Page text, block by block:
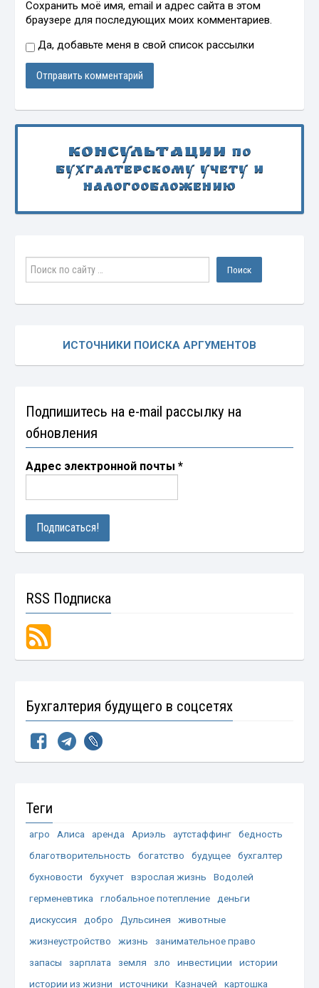
Сохранить моё имя, email и адрес сайта в этом
браузере для последующих моих комментариев.
Да, добавьте меня в свой список рассылки
Консультации по
бухгалтерскому учету и
налогообложению
ИСТОЧНИКИ ПОИСКА АРГУМЕНТОВ
Подпишитесь на e-mail рассылку на
обновления
Адрес электронной почты*
RSS Подписка
Бухгалтерия будущего в соцсетях
Теги
агро Алиса аренда Ариэль аутстаффинг
бедность
благотворительность
богатство будущее
бухгалтер
бухновости
бухучет взрослая жизнь
Водолей
герменевтика
глобальное потепление
деньги
дискуссия
добро Дульсинея
животные
жизнеустройство
жизнь
занимательное право
запасы
зарплата земля зло инвестиции
истории
истории из жизни
источники Казначей
картошка